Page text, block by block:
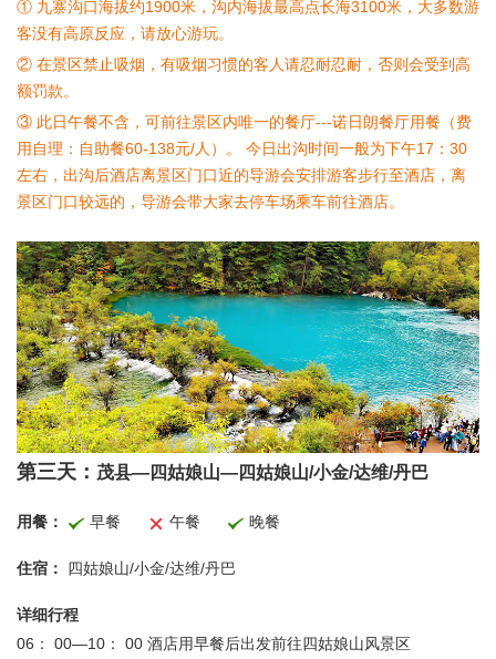
① 九寨沟口海拔约1900米，沟内海拔最高点长海3100米，大多数游
客没有高原反应，请放心游玩。
② 在景区禁止吸烟，有吸烟习惯的客人请忍耐忍耐，否则会受到高
额罚款。
③ 此日午餐不含，可前往景区内唯一的餐厅---诺日朗餐厅用餐（费
用自理：自助餐60-138元/人）。 今日出沟时间一般为下午17：30
左右，出沟后酒店离景区门口近的导游会安排游客步行至酒店，离
景区门口较远的，导游会带大家去停车场乘车前往酒店。
第三天： 茂县—四姑娘山—四姑娘山/小金/达维/丹巴
用餐： 早餐 午餐 晚餐
住宿： 四姑娘山/小金/达维/丹巴
详细行程
06： 00—10： 00 酒店用早餐后出发前往四姑娘山风景区